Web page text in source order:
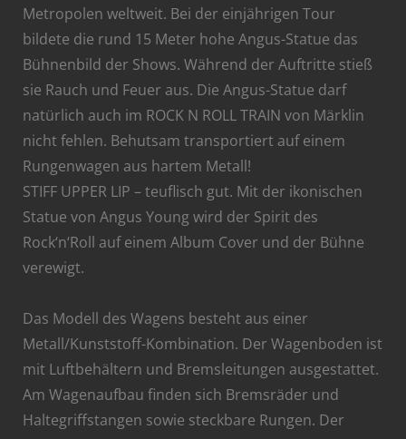
Metropolen weltweit. Bei der einjährigen Tour
bildete die rund 15 Meter hohe Angus-Statue das
Bühnenbild der Shows. Während der Auftritte stieß
sie Rauch und Feuer aus. Die Angus-Statue darf
natürlich auch im ROCK N ROLL TRAIN von Märklin
nicht fehlen. Behutsam transportiert auf einem
Rungenwagen aus hartem Metall!
STIFF UPPER LIP – teuflisch gut. Mit der ikonischen
Statue von Angus Young wird der Spirit des
Rock‘n‘Roll auf einem Album Cover und der Bühne
verewigt.
Das Modell des Wagens besteht aus einer
Metall/Kunststoff-Kombination. Der Wagenboden ist
mit Luftbehältern und Bremsleitungen ausgestattet.
Am Wagenaufbau finden sich Bremsräder und
Haltegriffstangen sowie steckbare Rungen. Der